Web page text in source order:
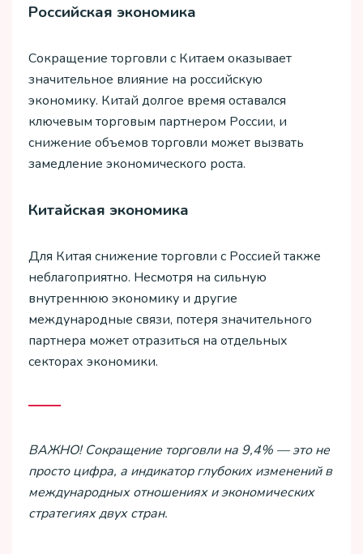
Российская экономика
Сокращение торговли с Китаем оказывает
значительное влияние на российскую
экономику. Китай долгое время оставался
ключевым торговым партнером России, и
снижение объемов торговли может вызвать
замедление экономического роста.
Китайская экономика
Для Китая снижение торговли с Россией также
неблагоприятно. Несмотря на сильную
внутреннюю экономику и другие
международные связи, потеря значительного
партнера может отразиться на отдельных
секторах экономики.
ВАЖНО! Сокращение торговли на 9,4% — это не
просто цифра, а индикатор глубоких изменений в
международных отношениях и экономических
стратегиях двух стран.